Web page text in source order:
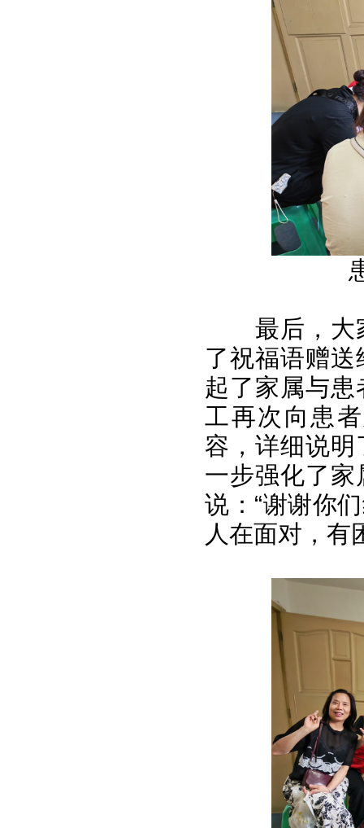
最后，大
了祝福语赠
起了家属与
工再次向患
容，详细说
一步强化了
说：“谢谢你
人在面对，有